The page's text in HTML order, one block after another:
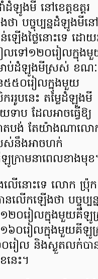
ឡូងមី នៅខេត្តឧត្តរ
ា បច្ចុប្បន្នដំឡូងមីនៅ
ើងថ្លៃនោះទេ ដោយ
លទៅ១២០រៀលក្នុង
ាប់ដំឡូងមីស្រស់ ខណៈ
៥៥០រៀលក្នុងមួយ
រូបនេះ តម្លៃដំឡូងមី
ទាប ដែលអាចធ្វើឱ្យ
តបង់ តែយ៉ាងណាលោ
ស់នឹងអាចហក់
រាមនាពេលខាងមុខ
ើនោះទេ លោក ប្រ៉ុក
នលើកឡើងថា បច្ចុប្ប
២០រៀលក្នុងមួយគីឡូ
០រៀលក្នុងមួយគីឡូក្
រៀល និងស្ងួតលក់ប
នេះ។